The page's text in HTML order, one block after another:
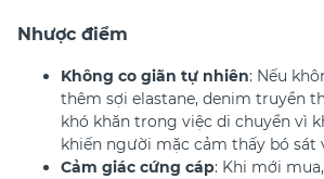
Nhược điểm
Không co giãn tự nhiên: Nếu
thêm sợi elastane, denim truyền
khó khăn trong việc di chuyển vì
khiến người mặc cảm thấy bó sát
Cảm giác cứng cáp: Khi mới